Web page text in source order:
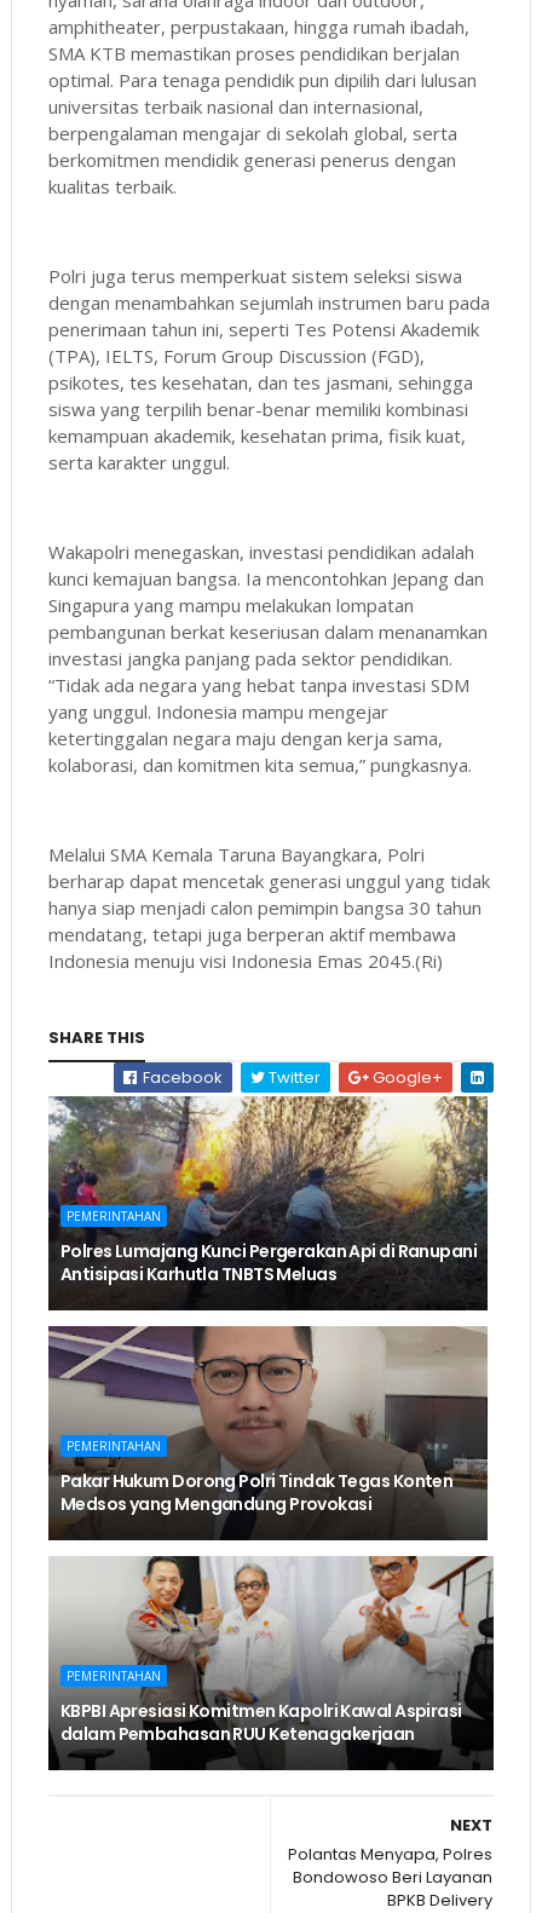
amphitheater, perpustakaan, hingga rumah ibadah,
SMA KTB memastikan proses pendidikan berjalan
optimal. Para tenaga pendidik pun dipilih dari lulusan
universitas terbaik nasional dan internasional,
berpengalaman mengajar di sekolah global, serta
berkomitmen mendidik generasi penerus dengan
kualitas terbaik.
Polri juga terus memperkuat sistem seleksi siswa
dengan menambahkan sejumlah instrumen baru pada
penerimaan tahun ini, seperti Tes Potensi Akademik
(TPA), IELTS, Forum Group Discussion (FGD),
psikotes, tes kesehatan, dan tes jasmani, sehingga
siswa yang terpilih benar-benar memiliki kombinasi
kemampuan akademik, kesehatan prima, fisik kuat,
serta karakter unggul.
Wakapolri menegaskan, investasi pendidikan adalah
kunci kemajuan bangsa. Ia mencontohkan Jepang dan
Singapura yang mampu melakukan lompatan
pembangunan berkat keseriusan dalam menanamkan
investasi jangka panjang pada sektor pendidikan.
“Tidak ada negara yang hebat tanpa investasi SDM
yang unggul. Indonesia mampu mengejar
ketertinggalan negara maju dengan kerja sama,
kolaborasi, dan komitmen kita semua,” pungkasnya.
Melalui SMA Kemala Taruna Bayangkara, Polri
berharap dapat mencetak generasi unggul yang tidak
hanya siap menjadi calon pemimpin bangsa 30 tahun
mendatang, tetapi juga berperan aktif membawa
Indonesia menuju visi Indonesia Emas 2045.(Ri)
SHARE THIS
Facebook
Twitter Google+
PEMERINTAHAN
Polres Lumajang Kunci Pergerakan Api di Ranupani
Antisipasi Karhutla TNBTS Meluas
PEMERINTAHAN
Pakar Hukum Dorong Polri Tindak Tegas Konten
Medsos yang Mengandung Provokasi
PEMERINTAHAN
KBPBI Apresiasi Komitmen Kapolri Kawal Aspirasi
dalam Pembahasan RUU Ketenagakerjaan
NEXT
Polantas Menyapa, Polres
Bondowoso Beri Layanan
BPKB Delivery